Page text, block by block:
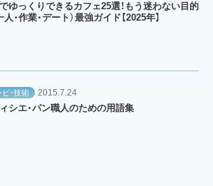
ゆっくりできるカフェ25選！もう迷わない目的
人・作業・デート）最強ガイド【2025年】
・技術 2015.7.24
シエ・パン職人のための用語集